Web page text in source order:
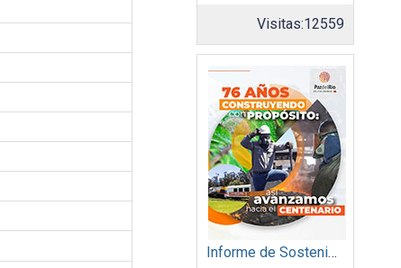
Visitas:12559
Informe de Sostenibilidad 2024: Acerias Paz del Río S.A.